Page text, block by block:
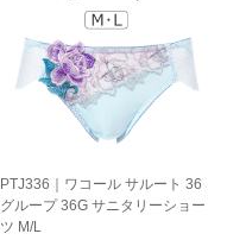
PTJ336｜ワコール サルート 36
グループ 36G サニタリーショー
ツ M/L